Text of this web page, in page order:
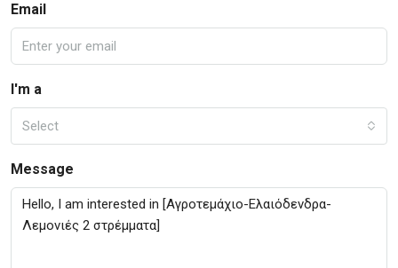
Email
I'm a
Select
Message